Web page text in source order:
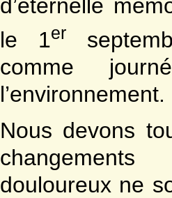
d’éternelle
le 1er
comme
l’environnement.
Nous devons
douloureux ne